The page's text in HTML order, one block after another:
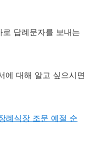
답례문자를 보내는
에 대해 알고 싶으시면
례식장 조문 예절 순